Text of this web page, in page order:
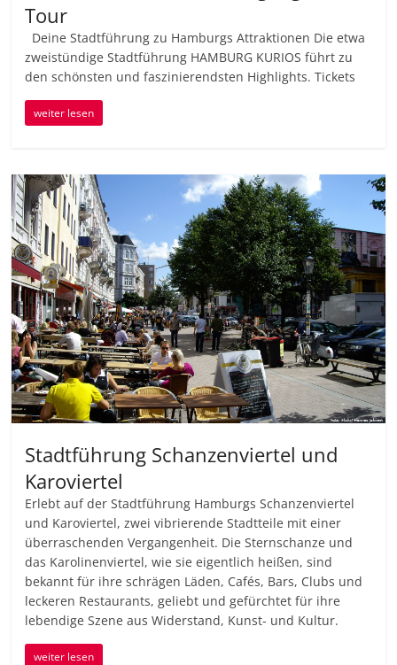
Tour
Deine Stadtführung zu Hamburgs Attraktionen Die etwa
zweistündige Stadtführung HAMBURG KURIOS führt zu
den schönsten und faszinierendsten Highlights. Tickets
weiter lesen
Stadtführung Schanzenviertel und
Karoviertel
Erlebt auf der Stadtführung Hamburgs Schanzenviertel
und Karoviertel, zwei vibrierende Stadtteile mit einer
überraschenden Vergangenheit. Die Sternschanze und
das Karolinenviertel, wie sie eigentlich heißen, sind
bekannt für ihre schrägen Läden, Cafés, Bars, Clubs und
leckeren Restaurants, geliebt und gefürchtet für ihre
lebendige Szene aus Widerstand, Kunst- und Kultur.
weiter lesen